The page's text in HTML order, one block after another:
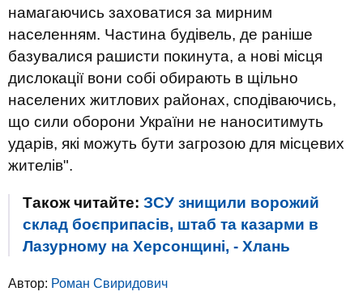
намагаючись заховатися за мирним
населенням. Частина будівель, де раніше
базувалися рашисти покинута, а нові місця
дислокації вони собі обирають в щільно
населених житлових районах, сподіваючись,
що сили оборони України не наноситимуть
ударів, які можуть бути загрозою для місцевих
жителів".
Також читайте: ЗСУ знищили ворожий
склад боєприпасів, штаб та казарми в
Лазурному на Херсонщині, - Хлань
Автор: Роман Свиридович